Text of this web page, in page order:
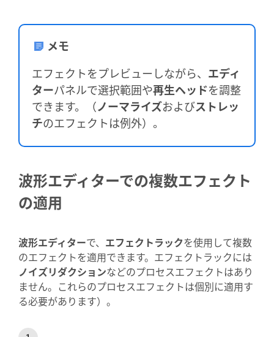
メモ
エフェクトをプレビューしながら、 エディ
ターパネルで選択範囲や再生ヘッドを調整
できます。（ノーマライズおよびストレッ
チのエフェクトは例外）。
波形エディターでの複数エフェクト
の適用
波形エディターで、 エフェクトラックを使用して複数
のエフェクトを適用できます。エフェクトラックには
ノイズリダクションなどのプロセスエフェクトはあり
ません。これらのプロセスエフェクトは個別に適用す
る必要があります）。